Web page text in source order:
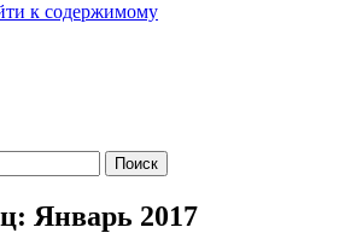
(КИА
к содержимому
Январь 2017